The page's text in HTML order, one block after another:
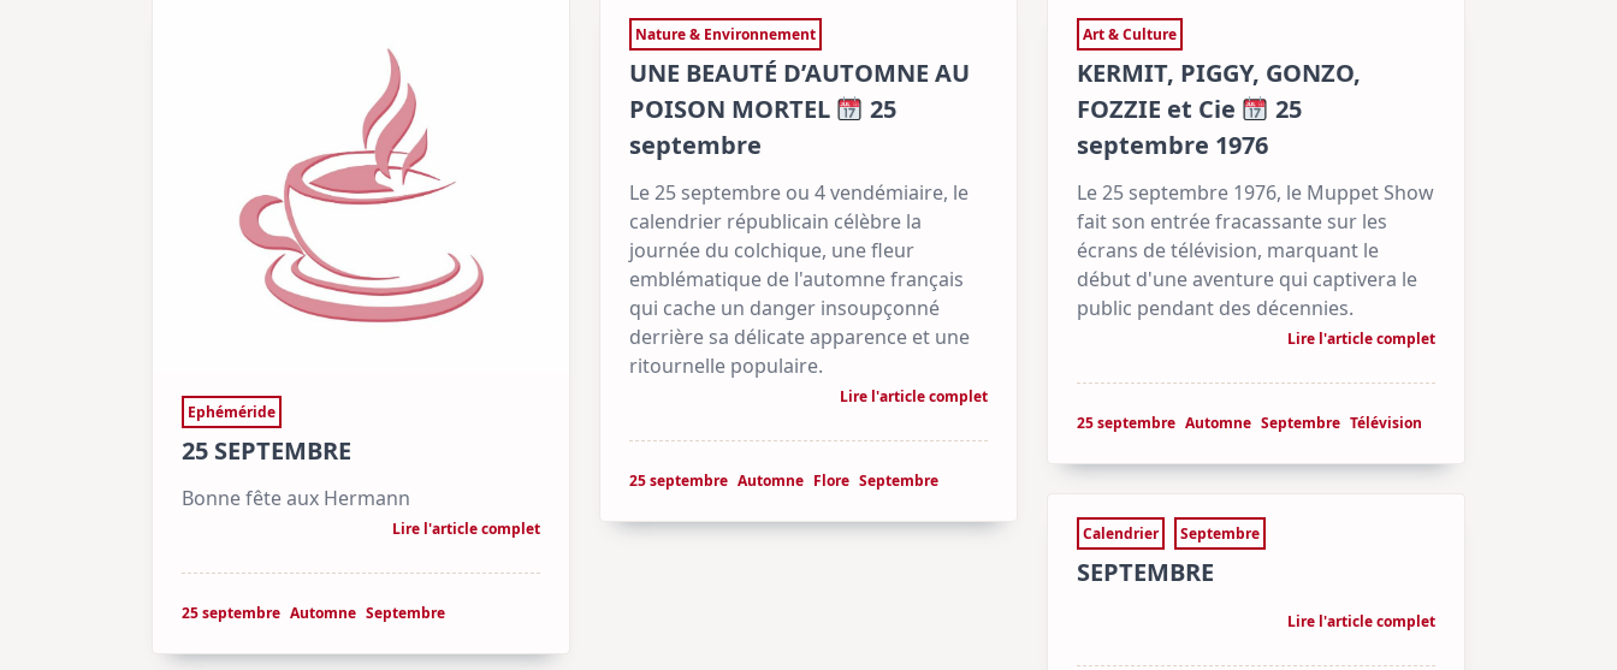
Ephéméride
25 SEPTEMBRE
Bonne fête aux Hermann
Lire l'article complet
25 septembre Automne Septembre
Nature & Environnement
UNE BEAUTÉ D’AUTOMNE AU
POISON MORTEL
25
septembre
Le 25 septembre ou 4 vendémiaire, le
calendrier républicain célèbre la
journée du colchique, une fleur
emblématique de l'automne français
qui cache un danger insoupçonné
derrière sa délicate apparence et une
ritournelle populaire.
Lire l'article complet
25 septembre Automne Flore Septembre
Art & Culture
KERMIT, PIGGY, GONZO,
FOZZIE et Cie
25
septembre 1976
Le 25 septembre 1976, le Muppet Show
fait son entrée fracassante sur les
écrans de télévision, marquant le
début d'une aventure qui captivera le
public pendant des décennies.
Lire l'article complet
25 septembre Automne Septembre Télévision
Calendrier Septembre
SEPTEMBRE
Lire l'article complet